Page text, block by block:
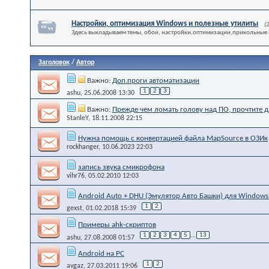
Настройки, оптимизация Windows и полезные утилиты
Здесь выкладываем темы, обои, настройки,оптимизации,прикольные
Заголовок / Автор
Важно: Доп.проги автоматизации
ashu, 25.06.2008 13:30 1 2 3
Важно: Прежде чем ломать голову над ПО, прочтите
StanleY, 18.11.2008 22:15
Нужна помощь с конвертацией файла MapSource в ОЗИк
rockhanger, 10.06.2023 22:03
запись звука смикрофона
vihr76, 05.02.2010 12:03
Android Auto + DHU (Эмулятор Авто Башки) для
gexst, 01.02.2018 15:39 1 2
Примеры ahk-скриптов
ashu, 27.08.2008 01:57 1 2 3 4 5 ... 13
Android на PC
avgaz, 27.03.2011 19:06 1 2